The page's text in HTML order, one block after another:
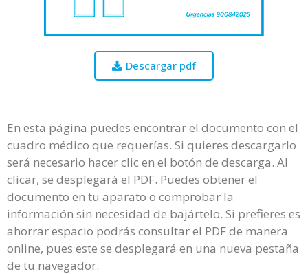
Descargar pdf
En esta página puedes encontrar el documento con el
cuadro médico que requerías. Si quieres descargarlo
será necesario hacer clic en el botón de descarga. Al
clicar, se desplegará el PDF. Puedes obtener el
documento en tu aparato o comprobar la
información sin necesidad de bajártelo. Si prefieres es
ahorrar espacio podrás consultar el PDF de manera
online, pues este se desplegará en una nueva pestaña
de tu navegador.